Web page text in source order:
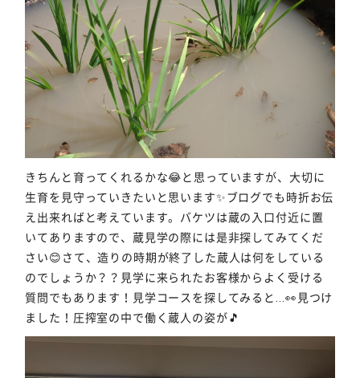
きちんと育ってくれるかな😂と思っていますが、大切に
生育を見守っていきたいと思います✨ブログでも時折お伝
え出来ればと考えています。バケツは蔵の入口付近に置
いてありますので、蔵見学の際には是非探してみてくだ
さい😊さて、造りの時期が終了した蔵人は何をしている
のでしょうか？？見学に来られたお客様からよく受ける
質問でもあります！見学コースを探してみると…👀見つけ
ました！圧搾室の中で働く蔵人の姿が🎵